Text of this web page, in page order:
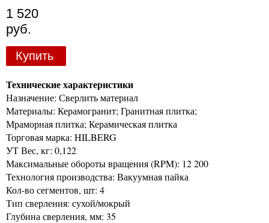
1 520
руб.
Купить
Технические характеристики
Назначение: Сверлить материал
Материалы: Керамогранит; Гранитная плитка;
Мраморная плитка; Керамическая плитка
Торговая марка: HILBERG
УТ Вес, кг: 0,122
Максимальные обороты вращения (RPM): 12 200
Технология производства: Вакуумная пайка
Кол-во сегментов, шт: 4
Тип сверления: сухой/мокрый
Глубина сверления, мм: 35